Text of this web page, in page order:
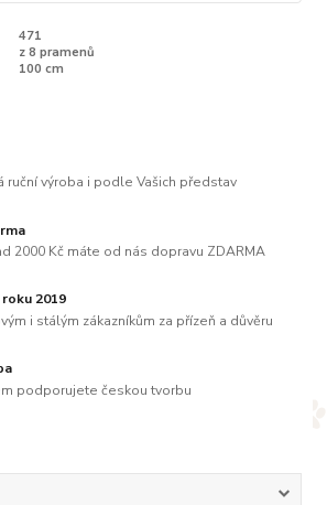
471
z 8 pramenů
100 cm
ruční výroba i podle Vašich představ
2000 Kč máte od nás dopravu ZDARMA
2019
i stálým zákazníkům za přízeň a důvěru
podporujete českou tvorbu